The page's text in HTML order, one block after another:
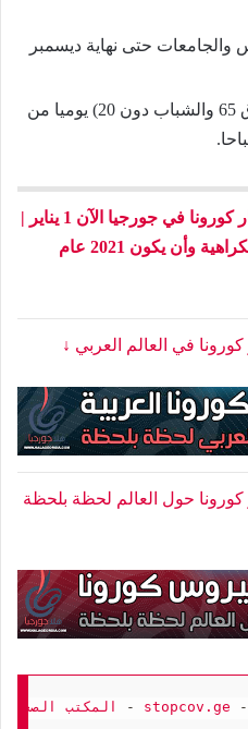
حتى نهاية ديسمبر
فوق 65 والشباب دون 20) يوميا من
اخر اخبار كورونا في جورجيا الآن 1 يناير |
سالومي تدعو الشعوب لرفض الكراهية وأن يكون 2021 عام
في العالم العربي ↓
كورونا حول العالم لحظة بلحظة
stopcov.ge
- المكتب